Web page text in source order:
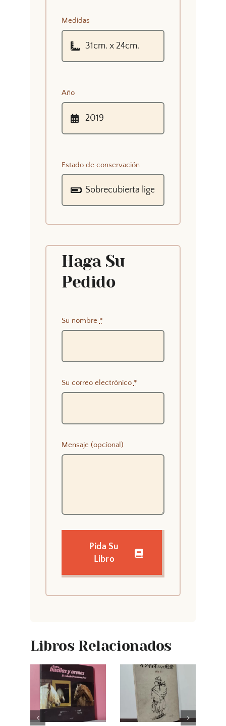
Medidas
Año
Estado de conservación
Haga Su
Pedido
Su nombre *
Su correo electrónico *
Mensaje (opcional)
Pida Su
Libro
Libros Relacionados